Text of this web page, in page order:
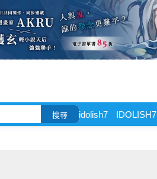
搜尋 idolish7 IDOLISH7